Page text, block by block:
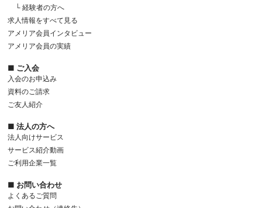
└ 経験者の方へ
求人情報をすべて見る
アメリア会員インタビュー
アメリア会員の実績
■ ご入会
入会のお申込み
資料のご請求
ご友人紹介
■ 法人の方へ
法人向けサービス
サービス紹介動画
ご利用企業一覧
■ お問い合わせ
よくあるご質問